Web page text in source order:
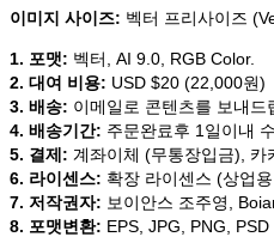
이미지 사이즈: 벡터 프리사이즈
1. 포맷: 벡터, AI 9.0, RGB Color.
2. 대여 비용: USD $20 (22,000원)
3. 배송: 이메일로 콘텐츠를 보내드
4. 배송기간: 주문완료후 1일이내
5. 결제: 계좌이체 (무통장입금), 카
6. 라이센스: 확장 라이센스 (상업
7. 저작권자: 보이안스 조주영,
8. 포맷변환: EPS, JPG, PNG, PSD